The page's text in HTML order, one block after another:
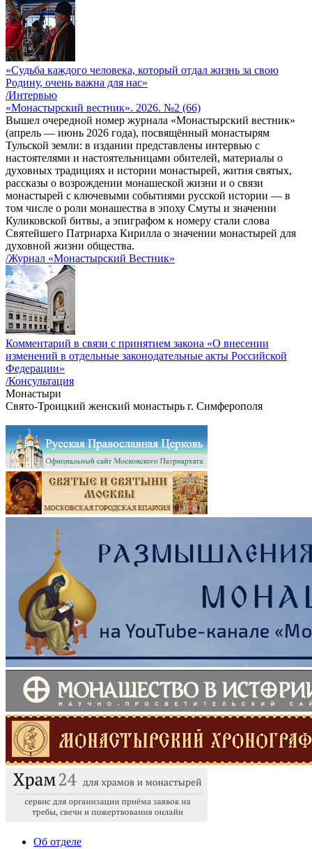
«Судьба каждого человека, который отдал жизнь за свою
Родину, очень важна для нас»
/Интервью
«Монастырский вестник». 2026. №2 (66)
Вышел очередной номер журнала «Монастырский вестник»
(апрель — июнь 2026 года), посвящённый монастырям
Тульской земли: в издании представлены интервью с
настоятелями и настоятельницами обителей, материалы о
духовных традициях и истории монастырей, жития святых,
рассказы о возрождении монашеской жизни и о связи
монастырей с ключевыми событиями русской истории — в
том числе о роли монашества в эпоху Смуты и значении
Куликовской битвы, а эпиграфом к номеру стали слова
Святейшего Патриарха Кирилла о значении монастырей для
духовной жизни общества.
/Журнал «Монастырский Вестник»
Комментарий в связи с принятием закона «О внесении
изменений в отдельные законодательные акты Российской
Федерации»
/Консультация
Монастыри
Свято-Троицкий женский монастырь г. Симферополя
Об отделе